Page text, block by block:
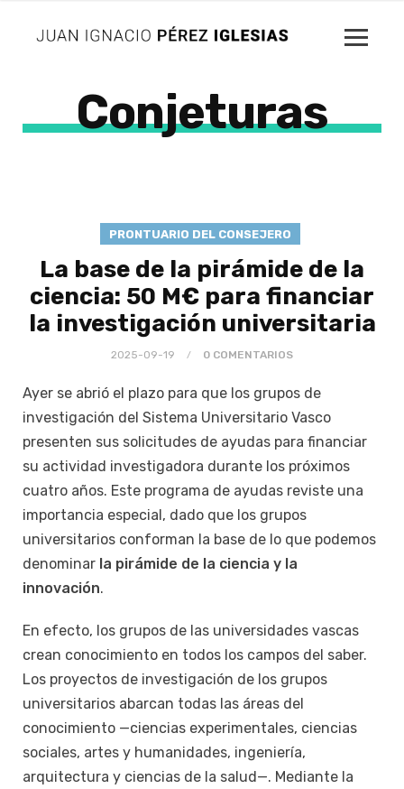
Conjeturas
PRONTUARIO DEL CONSEJERO
La base de la pirámide de la
ciencia: 50 M€ para financiar
la investigación universitaria
2025-09-19 0 COMENTARIOS
Ayer se abrió el plazo para que los grupos de
investigación del Sistema Universitario Vasco
presenten sus solicitudes de ayudas para financiar
su actividad investigadora durante los próximos
cuatro años. Este programa de ayudas reviste una
importancia especial, dado que los grupos
universitarios conforman la base de lo que podemos
denominar la pirámide de la ciencia y la
innovación.
En efecto, los grupos de las universidades vascas
crean conocimiento en todos los campos del saber.
Los proyectos de investigación de los grupos
universitarios abarcan todas las áreas del
conocimiento —ciencias experimentales, ciencias
sociales, artes y humanidades, ingeniería,
arquitectura y ciencias de la salud—. Mediante la